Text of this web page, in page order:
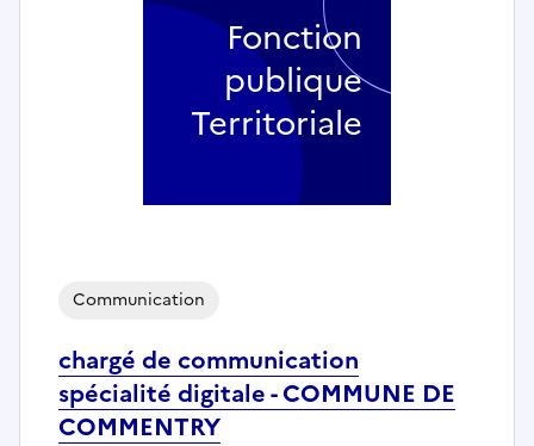
chargé de communication
spécialité digitale - COMMUNE DE
COMMENTRY
Communication
Fonction
publique
Territoriale